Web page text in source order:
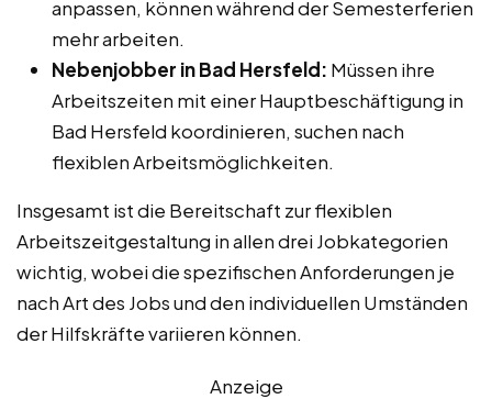
anpassen, können während der Semesterferien
mehr arbeiten.
Nebenjobber in Bad Hersfeld: Müssen ihre
Arbeitszeiten mit einer Hauptbeschäftigung in
Bad Hersfeld koordinieren, suchen nach
flexiblen Arbeitsmöglichkeiten.
Insgesamt ist die Bereitschaft zur flexiblen
Arbeitszeitgestaltung in allen drei Jobkategorien
wichtig, wobei die spezifischen Anforderungen je
nach Art des Jobs und den individuellen Umständen
der Hilfskräfte variieren können.
Anzeige